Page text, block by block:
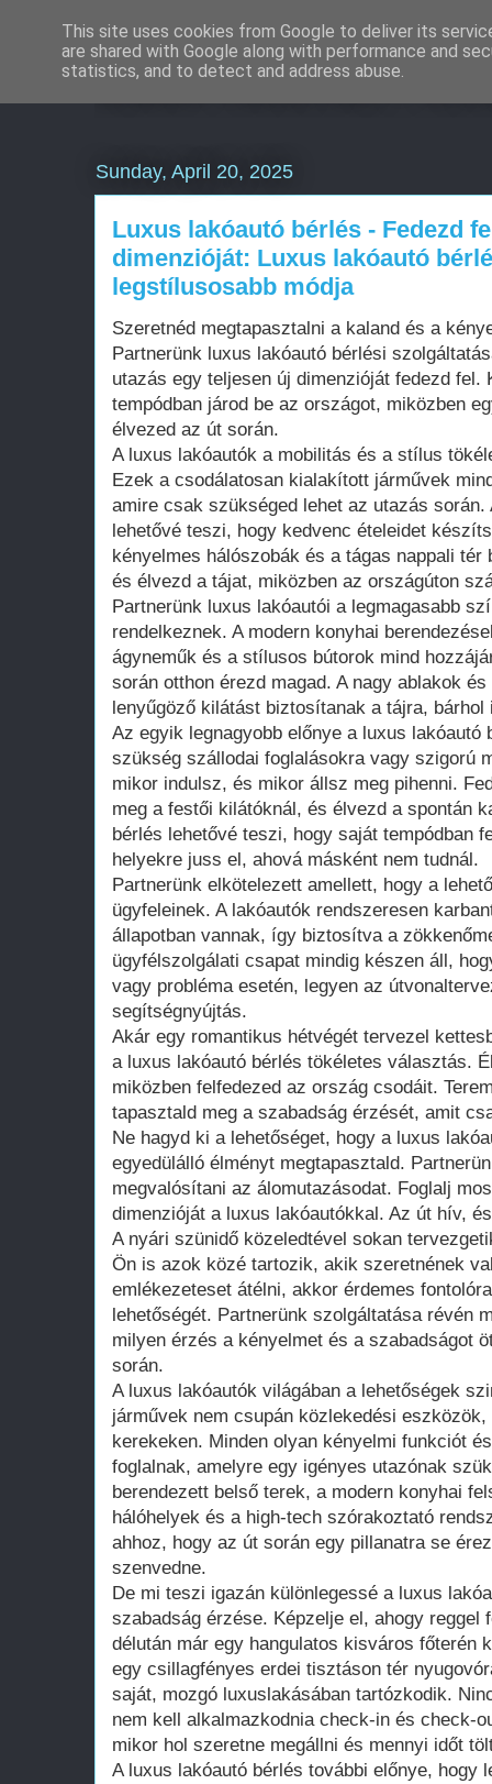
Eladó használt
Sunday, April 20, 2025
Luxus lakóautó bérlés - Fedezd
dimenzióját: Luxus lakóautó
legstílusosabb módja
Szeretnéd megtapasztalni a kaland és a
Partnerünk luxus lakóautó bérlési
utazás egy teljesen új dimenzióját fedezd fel.
tempódban járod be az országot, miközben
élvezed az út során.
A luxus lakóautók a mobilitás és a stílus
Ezek a csodálatosan kialakított járművek
amire csak szükséged lehet az utazás
lehetővé teszi, hogy kedvenc ételeidet
kényelmes hálószobák és a tágas nappali
és élvezd a tájat, miközben az országúton
Partnerünk luxus lakóautói a legmagasabb
rendelkeznek. A modern konyhai
ágyneműk és a stílusos bútorok mind
során otthon érezd magad. A nagy ablakok
lenyűgöző kilátást biztosítanak a tájra, bárhol
Az egyik legnagyobb előnye a luxus lakóautó
szükség szállodai foglalásokra vagy szigorú
mikor indulsz, és mikor állsz meg pihenni.
meg a festői kilátóknál, és élvezd a spontán
bérlés lehetővé teszi, hogy saját tempódban
helyekre juss el, ahová másként nem tudnál.
Partnerünk elkötelezett amellett, hogy a
ügyfeleinek. A lakóautók rendszeresen
állapotban vannak, így biztosítva a
ügyfélszolgálati csapat mindig készen áll,
vagy probléma esetén, legyen az
segítségnyújtás.
Akár egy romantikus hétvégét tervezel
a luxus lakóautó bérlés tökéletes választás.
miközben felfedezed az ország csodáit.
tapasztald meg a szabadság érzését, amit
Ne hagyd ki a lehetőséget, hogy a luxus
egyedülálló élményt megtapasztald.
megvalósítani az álomutazásodat. Foglalj
dimenzióját a luxus lakóautókkal. Az út hív,
A nyári szünidő közeledtével sokan
Ön is azok közé tartozik, akik szeretnének
emlékezeteset átélni, akkor érdemes
lehetőségét. Partnerünk szolgáltatása révén
milyen érzés a kényelmet és a szabadságot
során.
A luxus lakóautók világában a lehetőségek
járművek nem csupán közlekedési
kerekeken. Minden olyan kényelmi funkciót
foglalnak, amelyre egy igényes utazónak
berendezett belső terek, a modern konyhai
hálóhelyek és a high-tech szórakoztató
ahhoz, hogy az út során egy pillanatra se
szenvedne.
De mi teszi igazán különlegessé a luxus
szabadság érzése. Képzelje el, ahogy reggel
délután már egy hangulatos kisváros főterén
egy csillagfényes erdei tisztáson tér
saját, mozgó luxuslakásában tartózkodik.
nem kell alkalmazkodnia check-in és check-
mikor hol szeretne megállni és mennyi időt
A luxus lakóautó bérlés további előnye, hogy
This site uses cookies from Google to deliver its
are shared with Google along with performance and
statistics, and to detect and address abuse.